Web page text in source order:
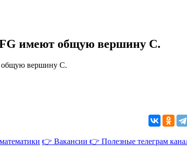
имеют общую вершину C.
👉 Вакансии 👉 Полезные телеграм